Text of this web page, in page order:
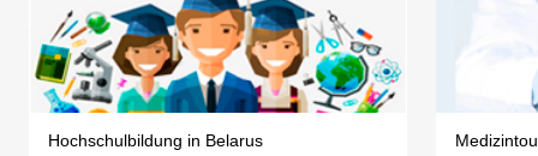
Hochschulbildung in Belarus